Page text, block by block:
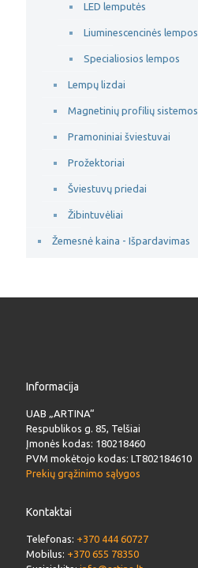
LED lemputės
Liuminescencinės lempos
Specialiosios lempos
Lempų lizdai
Magnetinių profilių sistemos
Pramoniniai šviestuvai
Prožektoriai
Šviestuvų priedai
Žibintuvėliai
Žemesnė kaina - Išpardavimas
Informacija
UAB „ARTINA“
Respublikos g. 85, Telšiai
Įmonės kodas: 180218460
PVM mokėtojo kodas: LT802184610
Prekių grąžinimo sąlygos
Kontaktai
Telefonas: +370 444 60727
Mobilus: +370 655 78350